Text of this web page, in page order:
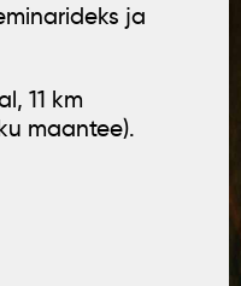
ja
11 km
maantee).